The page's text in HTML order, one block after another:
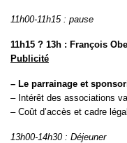
11h00-11h15 : pause
11h15 ? 13h : François
Publicité
– Le parrainage et
– Intérêt des associations
– Coût d’accès et cadre légal
13h00-14h30 : Déjeuner